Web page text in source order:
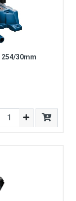
254/30mm